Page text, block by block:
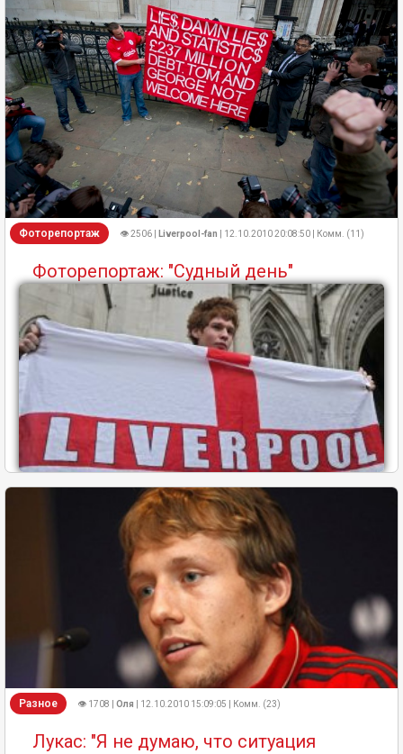
Фоторепортаж 👁 2506 | Liverpool-fan | 12.10.2010 20:08:50 | Комм. (11)
Фоторепортаж: "Судный день"
Разное 👁 1708 | Оля | 12.10.2010 15:09:05 | Комм. (23)
Лукас: "Я не думаю, что ситуация